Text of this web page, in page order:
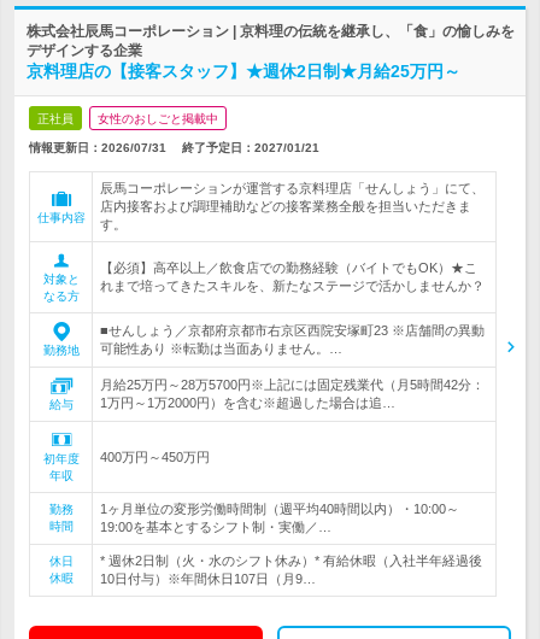
株式会社辰馬コーポレーション | 京料理の伝統を継承し、「食」の愉しみを
デザインする企業
京料理店の【接客スタッフ】★週休2日制★月給25万円～
正社員 女性のおしごと掲載中
情報更新日：2026/07/31 終了予定日： 2027/01/21
仕事内容
辰馬コーポレーションが運営する京料理店「せんしょう」にて、
店内接客および調理補助などの接客業務全般を担当いただきま
す。
対象と
なる方
【必須】高卒以上／飲食店での勤務経験（バイトでもOK）★こ
れまで培ってきたスキルを、新たなステージで活かしませんか？
勤務地
■せんしょう／京都府京都市右京区西院安塚町23 ※店舗間の異動
可能性あり ※転勤は当面ありません。…
給与
月給25万円～28万5700円※上記には固定残業代（月5時間42分：
1万円～1万2000円）を含む※超過した場合は追…
初年度
年収
400万円～450万円
勤務
時間
1ヶ月単位の変形労働時間制（週平均40時間以内）・10:00～
19:00を基本とするシフト制・実働／…
休日
休暇
* 週休2日制（火・水のシフト休み）* 有給休暇（入社半年経過後
10日付与）※年間休日107日（月9…